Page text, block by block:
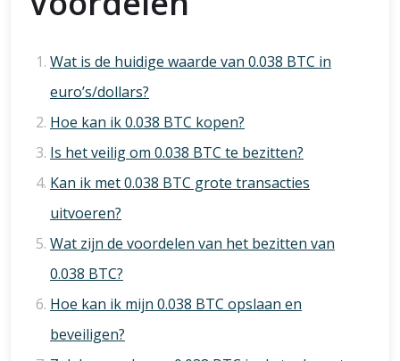
Wat is de huidige waarde van 0.038 BTC in
euro’s/dollars?
Hoe kan ik 0.038 BTC kopen?
Is het veilig om 0.038 BTC te bezitten?
Kan ik met 0.038 BTC grote transacties
uitvoeren?
Wat zijn de voordelen van het bezitten van
0.038 BTC?
Hoe kan ik mijn 0.038 BTC opslaan en
beveiligen?